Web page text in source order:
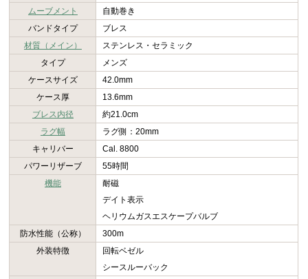
ムーブメント
自動巻き
バンドタイプ
ブレス
材質（メイン）
ステンレス・セラミック
タイプ
メンズ
ケースサイズ
42.0mm
ケース厚
13.6mm
ブレス内径
約21.0cm
ラグ幅
ラグ側：20mm
キャリバー
Cal. 8800
パワーリザーブ
55時間
機能
耐磁
デイト表示
ヘリウムガスエスケープバルブ
防水性能（公称）
300m
外装特徴
回転ベゼル
シースルーバック